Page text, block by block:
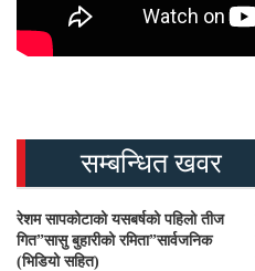
सम्बन्धित खवर
रेशम सापकोटाको यसबर्षको पहिलो तीज
गित”सासु बुहारीको रमिता”सार्वजनिक
(भिडियो सहित)